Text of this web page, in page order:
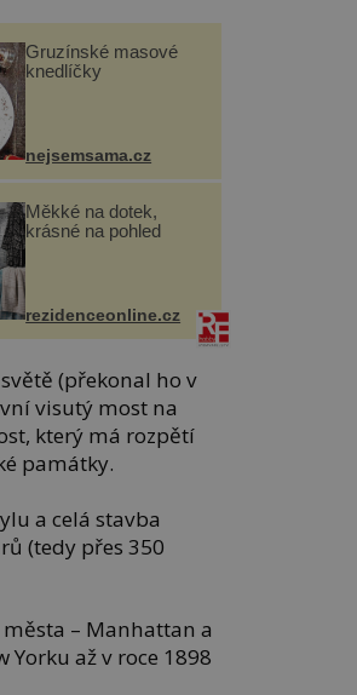
Gruzínské masové
knedlíčky
nejsemsama.cz
Měkké na dotek,
krásné na pohled
rezidenceonline.cz
(překonal ho v
visutý most na
který má rozpětí
památky.
a celá stavba
(tedy přes 350
– Manhattan a
Yorku až v roce 1898